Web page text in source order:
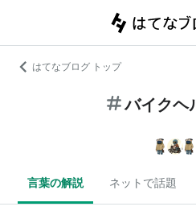
はてなブログ トップ
バイクヘ
言葉の解説 ネットで話題